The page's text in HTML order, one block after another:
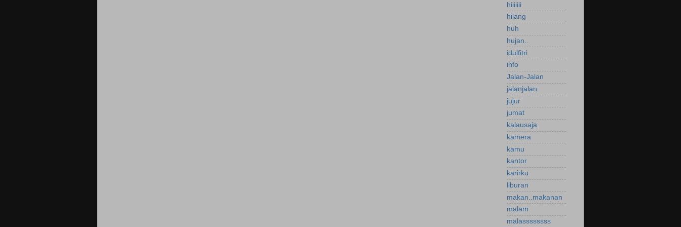
hiiiiiii
hilang
huh
hujan..
idulfitri
info
Jalan-Jalan
jalanjalan
jujur
jumat
kalausaja
kamera
kamu
kantor
karirku
liburan
makan..makanan
malam
malassssssss